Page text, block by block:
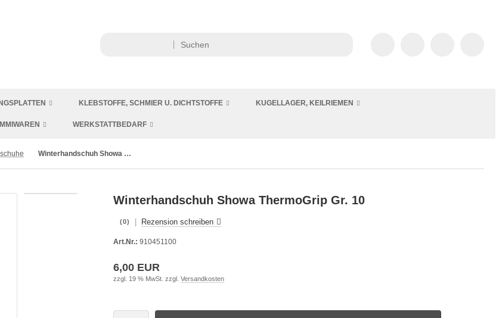
KLEBSTOFFE, SCHMIER U. DICHTSTOFFE KUGELLAGER, KEILRIEMEN
WERKSTATTBEDARF
Winterhandschuh Showa ThermoGrip Gr. 10
Winterhandschuh Showa ThermoGrip Gr. 10
(0) Rezension schreiben
Art.Nr.: 910451100
6,00 EUR
zzgl. 19 % MwSt. zzgl. Versandkosten